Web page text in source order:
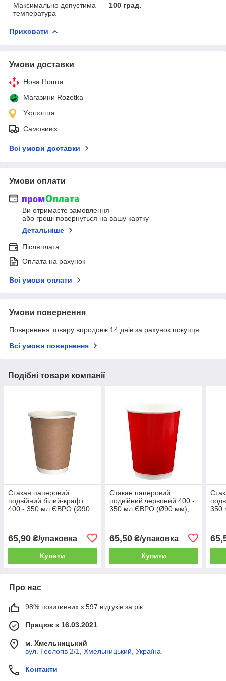
Максимально допустима
температура
100 град.
Приховати
Умови доставки
Нова Пошта
Магазини Rozetka
Укрпошта
Самовивіз
Всі умови доставки
Умови оплати
Ви отримаєте замовлення
або гроші повернуться на вашу картку
Детальніше
Післяплата
Оплата на рахунок
Всі умови оплати
Умови повернення
Повернення товару впродовж 14 днів за рахунок покупця
Всі умови повернення
Подібні товари компанії
Стакан паперовий
подвійний білий-крафт
400 - 350 мл ЄВРО (Ø90
65,90 ₴/упаковка
Купити
Стакан паперовий
подвійний червоний 400 -
350 мл ЄВРО (Ø90 мм),
65,50₴/упаковка
Купити
350
Про нас
98% позитивних з 597 відгуків за рік
Працює з 16.03.2021
м. Хмельницький
вул. Геологів 2/1, Хмельницький, Україна
Контакти